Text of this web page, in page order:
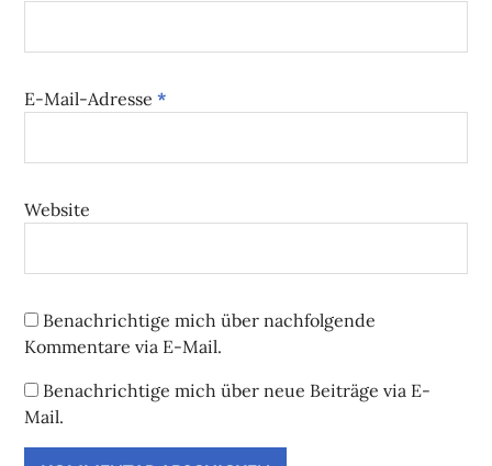
E-Mail-Adresse*
Website
Benachrichtige mich über nachfolgende
Kommentare via E-Mail.
Benachrichtige mich über neue Beiträge via E-
Mail.